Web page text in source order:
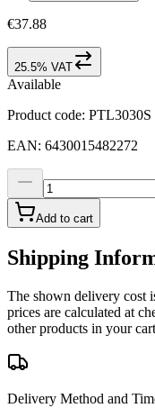
€37.88
25.5% VAT
Available
Product code: PTL3030S
EAN: 6430015482272
Add to cart
Shipping
The shown delivery cost
prices are calculated at
other products in your
Delivery Method and